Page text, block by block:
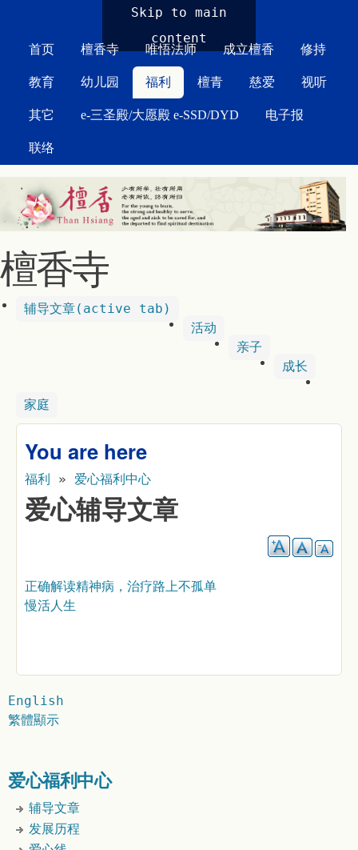
Skip to main
content
首页 檀香寺 唯悟法师 成立檀香 修持
教育 幼儿园 福利 檀青 慈爱 视听
其它 e-三圣殿/大愿殿 e-SSD/DYD 电子报
联络
檀香寺
辅导文章(active tab)
活动
亲子
成长
家庭
You are here
福利 » 爱心福利中心
爱心辅导文章
正确解读精神病，治疗路上不孤单
慢活人生
English
繁體顯示
爱心福利中心
辅导文章
发展历程